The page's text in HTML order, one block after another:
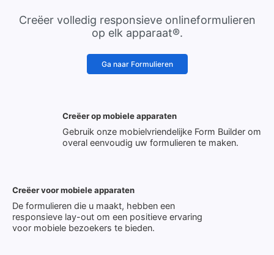
Creëer volledig responsieve onlineformulieren
op elk apparaat®.
Ga naar Formulieren
Creëer op mobiele apparaten
Gebruik onze mobielvriendelijke Form Builder om
overal eenvoudig uw formulieren te maken.
Creëer voor mobiele apparaten
De formulieren die u maakt, hebben een
responsieve lay-out om een ​​positieve ervaring
voor mobiele bezoekers te bieden.